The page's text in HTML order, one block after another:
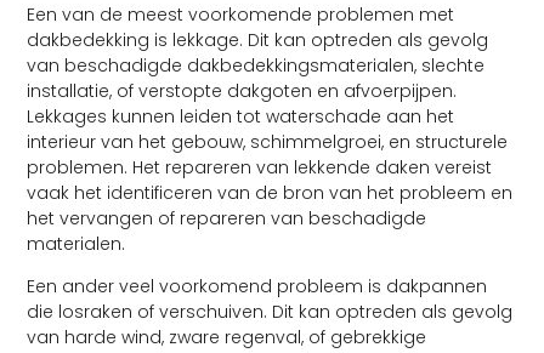
Een van de meest voorkomende problemen met
dakbedekking is lekkage. Dit kan optreden als gevolg
van beschadigde dakbedekkingsmaterialen, slechte
installatie, of verstopte dakgoten en afvoerpijpen.
Lekkages kunnen leiden tot waterschade aan het
interieur van het gebouw, schimmelgroei, en structurele
problemen. Het repareren van lekkende daken vereist
vaak het identificeren van de bron van het probleem en
het vervangen of repareren van beschadigde
materialen.
Een ander veel voorkomend probleem is dakpannen
die losraken of verschuiven. Dit kan optreden als gevolg
van harde wind, zware regenval, of gebrekkige